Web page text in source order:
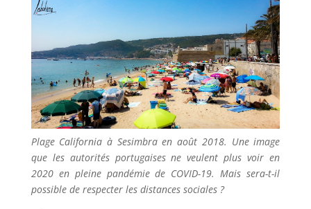
Plage California à Sesimbra en août 2018. Une image
que les autorités portugaises ne veulent plus voir en
2020 en pleine pandémie de COVID-19. Mais sera-t-il
possible de respecter les distances sociales ?